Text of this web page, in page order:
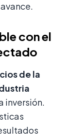
con el
de la
inversión.